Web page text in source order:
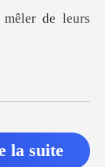
de
la suite